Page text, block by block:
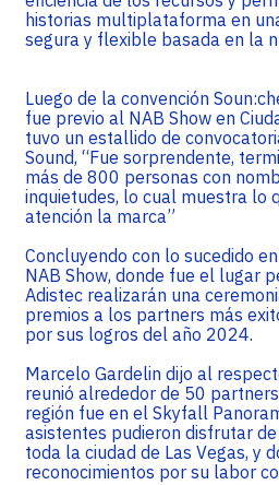
historias multiplataforma en
segura y flexible basada en la
Luego de la convención
fue previo al NAB Show en
tuvo un estallido de
Sound, “Fue sorprendente,
más de 800 personas con
inquietudes, lo cual muestra lo
atención la marca”
Concluyendo con lo sucedido
NAB Show, donde fue el lugar
Adistec realizarán una
premios a los partners más
por sus logros del año 2024.
Marcelo Gardelin dijo al
reunió alrededor de 50
región fue en el Skyfall
asistentes pudieron disfrutar
toda la ciudad de Las Vegas, y
reconocimientos por su labor